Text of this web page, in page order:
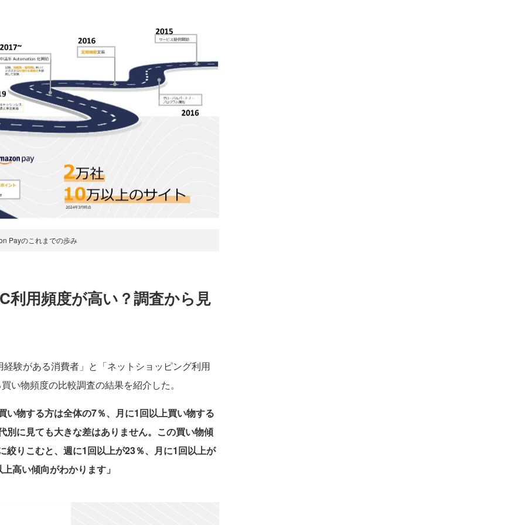
Payのこれまでの歩み
利用頻度が高い？調査から見
験がある消費者」と「ネットショッピング利用
い物頻度の比較調査の結果を紹介した。
い物する方は全体の7％、月に1回以上買い物する
別に見ても大きな差はありません。この買い物傾
りこむと、週に1回以上が23％、月に1回以上が
高い傾向がわかります」